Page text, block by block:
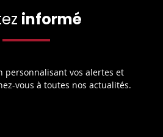
informé
personnalisant vos alertes et
vous à toutes nos actualités.